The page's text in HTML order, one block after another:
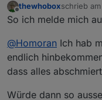
in der
Oben BASIC
richtigen
Wenn
Offline
thewhoboxschrieb am
zuletzt
So ich melde mich
@Homoran Ich hab
endlich
dass alles
Würde dann so